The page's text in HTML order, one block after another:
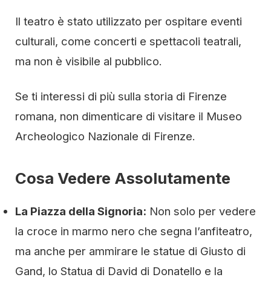
Il teatro è stato utilizzato per ospitare eventi
culturali, come concerti e spettacoli teatrali,
ma non è visibile al pubblico.
Se ti interessi di più sulla storia di Firenze
romana, non dimenticare di visitare il Museo
Archeologico Nazionale di Firenze.
Cosa Vedere Assolutamente
La Piazza della Signoria: Non solo per vedere
la croce in marmo nero che segna l’anfiteatro,
ma anche per ammirare le statue di Giusto di
Gand, lo Statua di David di Donatello e la